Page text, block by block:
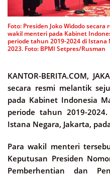
Foto: Presiden Joko Widodo
wakil menteri pada Kabinet
periode tahun 2019-2024 di Istana
2023. Foto: BPMI Setpres/Rusman
KANTOR-BERITA.COM,
secara resmi melantik
pada Kabinet Indonesia
periode tahun 2019-
Istana Negara, Jakarta,
Para wakil menteri
Keputusan Presiden
Pemberhentian dan